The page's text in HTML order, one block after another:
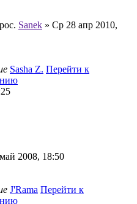
Sanek » Ср 28 апр 2010,
Sasha Z. Перейти к
2008, 18:50
J'Rama Перейти к